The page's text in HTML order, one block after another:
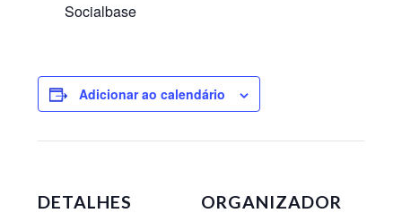
Socialbase
Adicionar ao calendário
DETALHES ORGANIZADOR